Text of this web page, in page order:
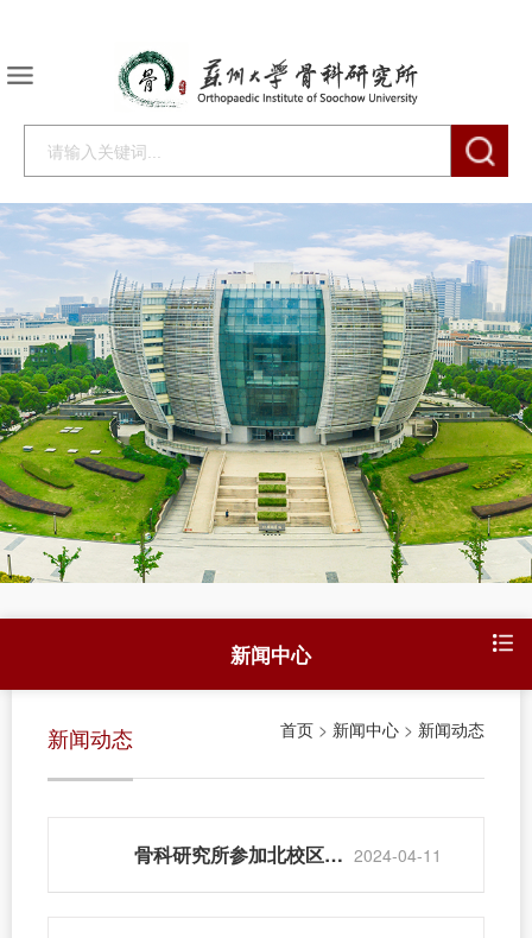
新闻中心
首页 > 新闻中心 > 新闻动态
新闻动态
骨科研究所参加北校区实验室消防安全演练 2024-04-11